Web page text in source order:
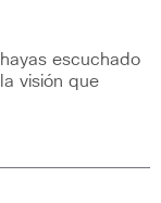
escuchado
visión que